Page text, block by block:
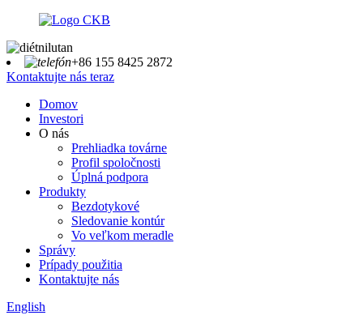
+86 155 8425 2872
Kontaktujte nás teraz
Domov
Investori
O nás
Prehliadka továrne
Profil spoločnosti
Úplná podpora
Produkty
Bezdotykové
Sledovanie kontúr
Vo veľkom meradle
Správy
Prípady použitia
Kontaktujte nás
English